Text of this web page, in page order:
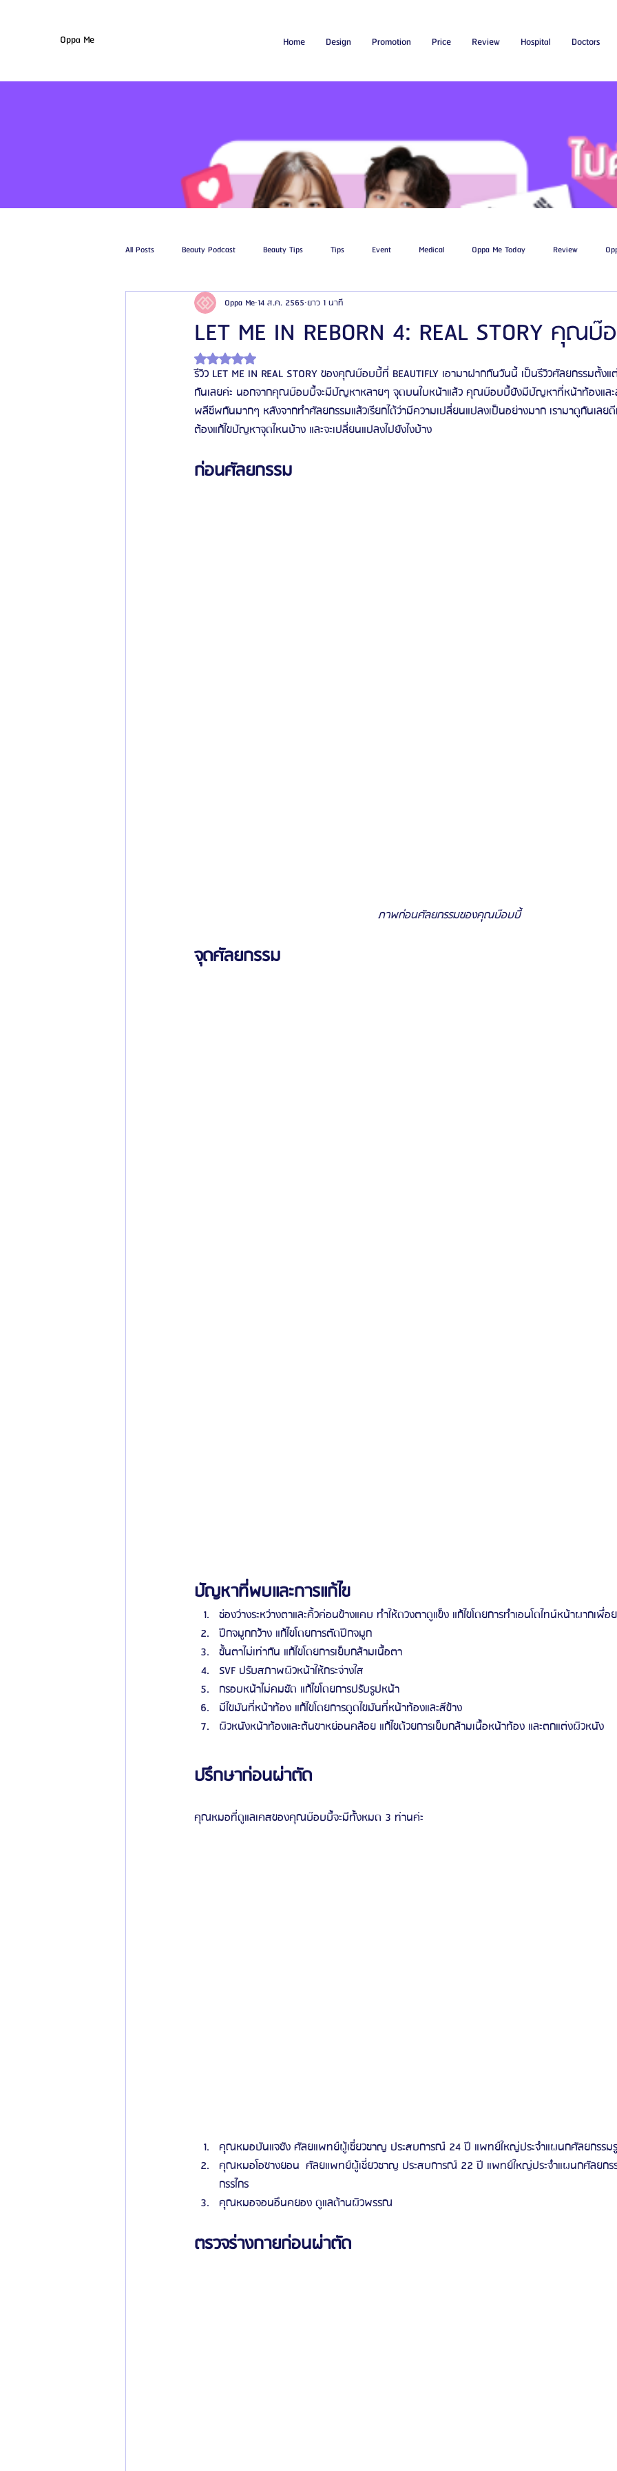
Home Design Promotion Price Review Hospital Doctors
Oppa Me
All Posts Beauty Podcast Beauty Tips Tips Event Medical Oppa Me Today Review
รีวิวศัลยกรรมฉีดไขมัน รีวิวศัลยกรรมดูดไขมัน
โรงพยาบาลศัลยกรรมเฟรช
รีวิวศัลยกรรมผู้ชาย โรงพยาบาลศัลยกรรมมาอิน โรงพยาบาลศัลยกรรมนานะ โรงพยาบาลศัลยกรรมรูบี
ข่าวสารศัลยกรรมเกาหลี รีวิวดูดไขมัน
LET ME IN REBORN 4: REAL STORY คุณ
Oppa Me 14 ส.ค. 2565 ยาว 1 นาที
ได้รับ NaN เต็ม 5 ดาว
รีวิว LET ME IN REAL STORY ของคุณบ๊อบบี้ที่ BEAUTIFLY เอามาฝากกันวันนี้ เป็นรีวิวศัลยกรรมตั้ง
กันเลยค่ะ นอกจากคุณบ๊อบบี้จะมีปัญหาหลายๆ จุดบนใบหน้าแล้ว คุณบ๊อบบี้ยังมีปัญหาที่หน้าท้องและล
พลีชีพกันมากๆ หลังจากทำศัลยกรรมแล้วเรียกได้ว่ามีความเปลี่ยนแปลงเป็นอย่างมาก เรามาดูกันเล
ต้องแก้ไขปัญหาจุดไหนบ้าง และจะเปลี่ยนแปลงไปยังไงบ้าง
ก่อนศัลยกรรม
ภาพก่อนศัลยกรรมของคุณบ๊อบบี้
จุดศัลยกรรม
ปัญหาที่พบและการแก้ไข
ช่องว่างระหว่างตาและคิ้วค่อนข้างแคบ ทำให้ดวงตาดูแข็ง แก้ไขโดยการทำเอนโดไทน์หน้าผากเพื่อ
ปีกจมูกกว้าง แก้ไขโดยการตัดปีกจมูก
ชั้นตาไม่เท่ากัน แก้ไขโดยการเย็บกล้ามเนื้อตา
SVF ปรับสภาพผิวหน้าให้กระจ่างใส
กรอบหน้าไม่คมชัด แก้ไขโดยการปรับรูปหน้า
มีไขมันที่หน้าท้อง แก้ไขโดยการดูดไขมันที่หน้าท้องและสีข้าง
ผิวหนังหน้าท้องและต้นขาหย่อนคล้อย แก้ไขด้วยการเย็บกล้ามเนื้อหน้าท้อง และตกแต่งผิวหนัง
ปรึกษาก่อนผ่าตัด
คุณหมอที่ดูแลเคสของคุณบ๊อบบี้จะมีทั้งหมด 3 ท่านค่ะ
คุณหมอบันแจซัง ศัลยแพทย์ผู้เชี่ยวชาญ ประสบการณ์ 24 ปี แพทย์ใหญ่ประจำแผนกศัลยกรรม
คุณหมอโอซางยอน  ศัลยแพทย์ผู้เชี่ยวชาญ ประสบการณ์ 22 ปี แพทย์ใหญ่ประจำแผนกศัลยกรร
กรรไกร
คุณหมอจอนอึนคยอง ดูแลด้านผิวพรรณ
ตรวจร่างกายก่อนผ่าตัด